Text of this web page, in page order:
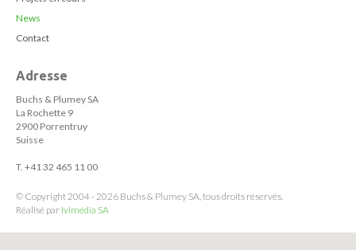
News
Contact
Adresse
Buchs & Plumey SA
La Rochette 9
2900 Porrentruy
Suisse
T. +41 32 465 11 00
© Copyright 2004 - 2026 Buchs & Plumey SA, tous droits réservés.
Réalisé par Ivimédia SA